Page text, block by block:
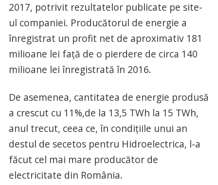
2017, potrivit rezultatelor publicate pe site-
ul companiei. Producătorul de energie a
înregistrat un profit net de aproximativ 181
milioane lei faţă de o pierdere de circa 140
milioane lei înregistrată în 2016.
De asemenea, cantitatea de energie produsă
a crescut cu 11%,de la 13,5 TWh la 15 TWh,
anul trecut, ceea ce, în condiţiile unui an
destul de secetos pentru Hidroelectrica, l-a
făcut cel mai mare producător de
electricitate din România.